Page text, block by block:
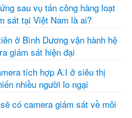
sau vụ tấn công hàng loạt
sát tại Việt Nam là ai?
ở Bình Dương vận hành hệ
giám sát hiện đại
tích hợp A.I ở siêu thị
nhiều người lo ngại
có camera giám sát về môi